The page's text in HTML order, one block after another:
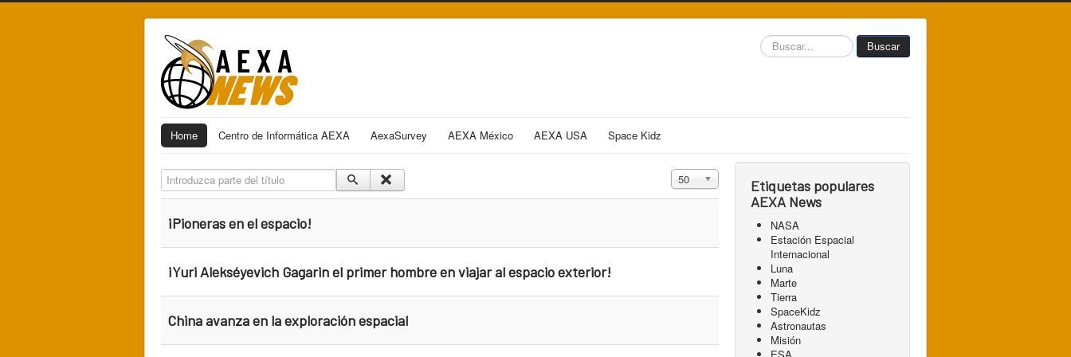
Buscar... Buscar
Home Centro de Informática AEXA AexaSurvey AEXA México AEXA USA Space Kidz
Introduzca parte del título Cantidad a mostrar
50
¡Pioneras en el espacio!
¡Yuri Alekséyevich Gagarin el primer hombre en viajar al espacio exterior!
China avanza en la exploración espacial
Etiquetas populares
AEXA News
NASA
Estación Espacial
Internacional
Luna
Marte
Tierra
SpaceKidz
Astronautas
Misión